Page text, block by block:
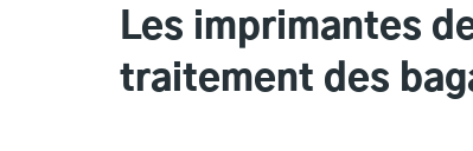
Les imprimantes
traitement des